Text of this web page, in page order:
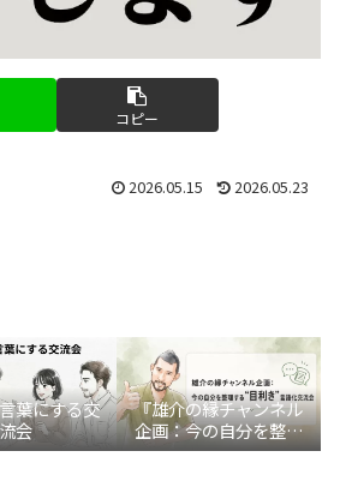
コピー
2026.05.15 2026.05.23
葉にする交
会
『雄介の縁チャンネル
企画：今の自分を整理
する“目利き”言語化交